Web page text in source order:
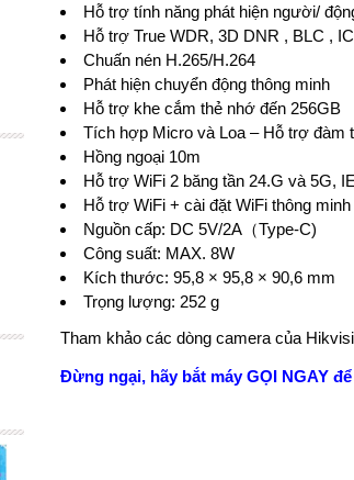
Hỗ trợ tính năng phát hiện người/
Hỗ trợ True WDR, 3D DNR , BLC ,
Chuấn nén H.265/H.264
Phát hiện chuyển động thông minh
Hỗ trợ khe cắm thẻ nhớ đến 256GB
Tích hợp Micro và Loa – Hỗ trợ đàm
Hồng ngoại 10m
Hỗ trợ WiFi 2 băng tần 24.G và 5G,
Hỗ trợ WiFi + cài đặt WiFi thông
Nguồn cấp: DC 5V/2A（Type-C)
Công suất: MAX. 8W
Kích thước: 95,8 × 95,8 × 90,6 mm
Trọng lượng: 252 g
Tham khảo các dòng camera của
Đừng ngại, hãy bắt máy GỌI NGAY